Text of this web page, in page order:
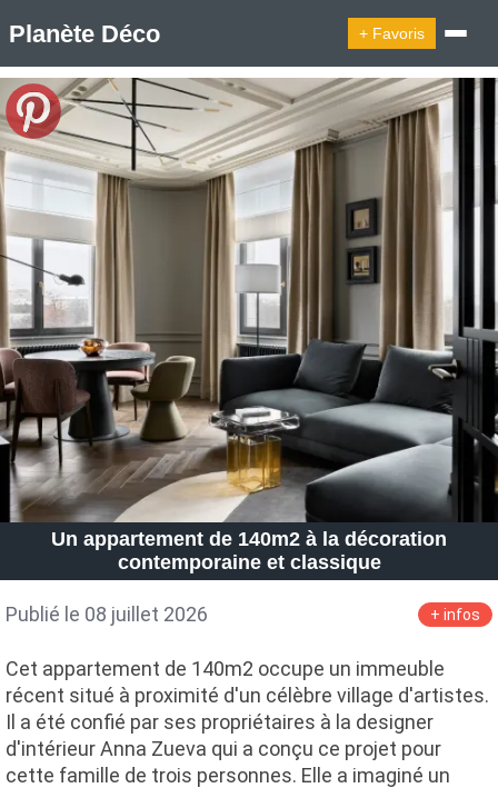
Planète Déco + Favoris
🔍︎ Rechercher
🛍︎ Shop Planète Déco ℹ︎ À propos
Appartement Design Belgique
Cabanes
Decoration Noël
Design Suédois En Quelques Photos
Idées Déco En 10 Photos
La Semaine Décoration Et Design
Maison En Ville
Méli-Mélo Suédois
Tendance
Interieurs Scandinaves
La Décoration Selon Votre Signe Astrologique
Les Trouvailles Déco Du Jour
Loft
Maison Appartement Écologique
Maison Container/container House
Maison D'hôtes
Maison Et Appartement Vintage
On Décode La Déco
Petite Surface
Piscine Question De Style
Renovation
Revue De Week End
Tiny House
Un appartement de 140m2 à la décoration
contemporaine et classique
Publié le 08 juillet 2026 + infos
Cet appartement de 140m2 occupe un immeuble
récent situé à proximité d'un célèbre village d'artistes.
Il a été confié par ses propriétaires à la designer
d'intérieur Anna Zueva qui a conçu ce projet pour
cette famille de trois personnes. Elle a imaginé un